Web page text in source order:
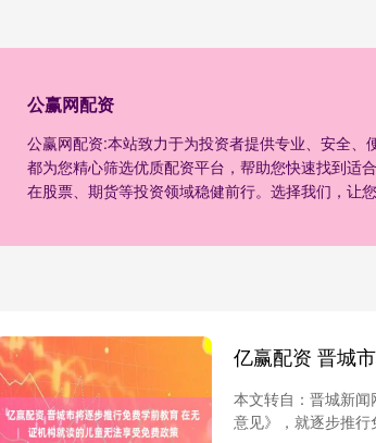
公赢网配资
公赢网配资:本站致力于为投资者提供专业、安全
都为您精心筛选优质配资平台，帮助您快速找到适
在股票、期货等投资领域稳健前行。选择我们，让
本文转自：晋城新
意见》，就逐步推